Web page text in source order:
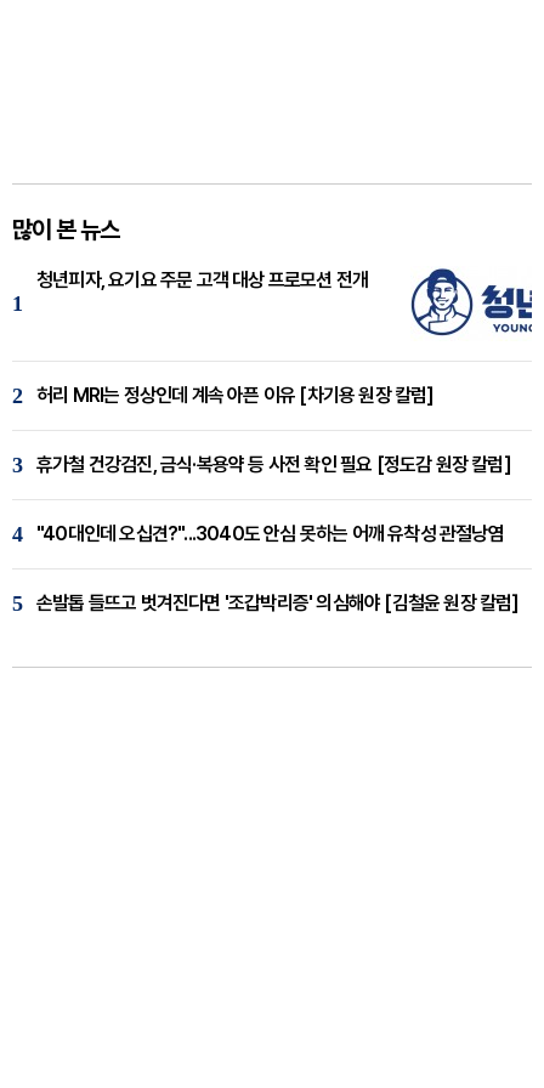
많이 본 뉴스
1
청년피자, 요기요 주문 고객 대상 프로모션 전개
2 허리 MRI는 정상인데 계속 아픈 이유 [차기용 원장 칼럼]
3 휴가철 건강검진, 금식·복용약 등 사전 확인 필요 [정도감 원장 칼럼]
4 "40대인데 오십견?"...3040도 안심 못하는 어깨 유착성 관절낭염
5 손발톱 들뜨고 벗겨진다면 '조갑박리증' 의심해야 [김철윤 원장 칼럼]